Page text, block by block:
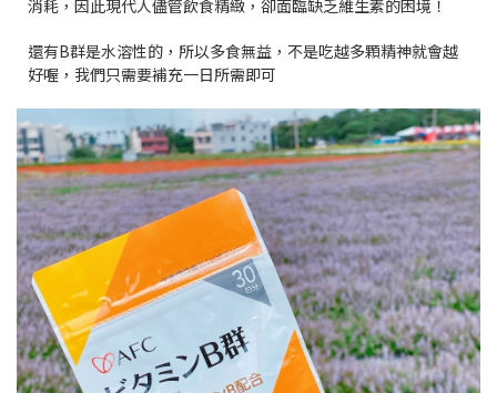
消耗，因此現代人儘管飲食精緻，卻面臨缺乏維生素的困境！
還有B群是水溶性的，所以多食無益，不是吃越多顆精神就會越
好喔，我們只需要補充一日所需即可